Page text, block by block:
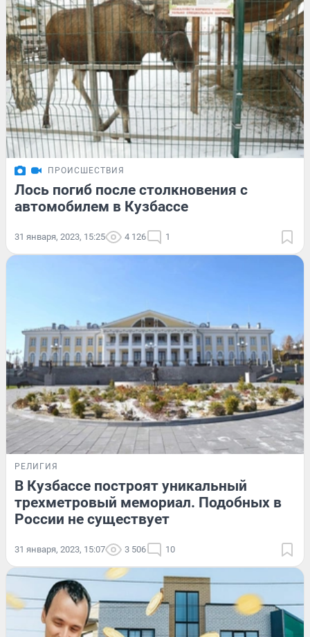
ПРОИСШЕСТВИЯ
Лось погиб после столкновения с
автомобилем в Кузбассе
31 января, 2023, 15:25 4 126 1
РЕЛИГИЯ
В Кузбассе построят уникальный
трехметровый мемориал. Подобных в
России не существует
31 января, 2023, 15:07 3 506 10